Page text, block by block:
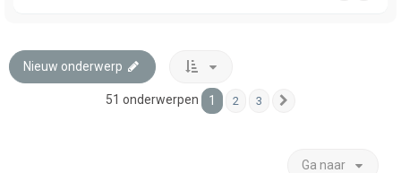
Nieuw onderwerp
51 onderwerpen 1 2 3
Ga naar